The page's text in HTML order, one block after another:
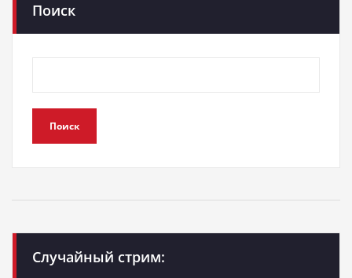
Поиск
Поиск
Случайный стрим: